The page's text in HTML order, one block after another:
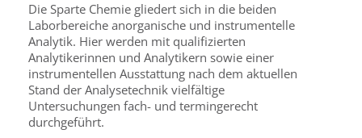
Die Sparte Chemie gliedert sich in die beiden
Laborbereiche anorganische und instrumentelle
Analytik. Hier werden mit qualifizierten
Analytikerinnen und Analytikern sowie einer
instrumentellen Ausstattung nach dem aktuellen
Stand der Analysetechnik vielfältige
Untersuchungen fach- und termingerecht
durchgeführt.